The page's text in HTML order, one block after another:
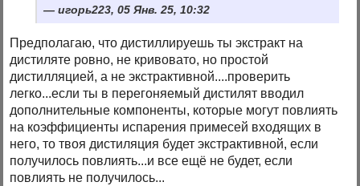
игорь223, 05 Янв. 25, 10:32
Предполагаю, что дистиллируешь ты экстракт на
дистиляте ровно, не кривовато, но простой
дистилляцией, а не экстрактивной....проверить
легко...если ты в перегоняемый дистилят вводил
дополнительные компоненты, которые могут повлиять
на коэффициенты испарения примесей входящих в
него, то твоя дистиляция будет экстрактивной, если
получилось повлиять...и все ещё не будет, если
повлиять не получилось...